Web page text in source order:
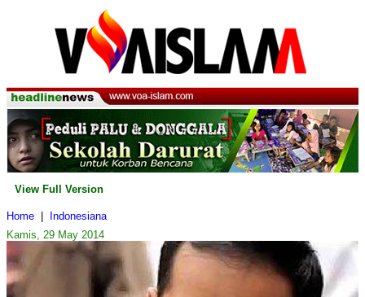
View Full Version
Home
Indonesiana
Kamis, 29 May 2014